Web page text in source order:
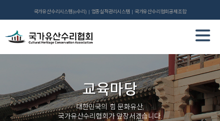
국가유산수리시스템(e수리) 업종실적관리시스템 국가유산수리협회공제조합
교육마당
대한민국의 힘 문화유산,
국가유산수리협회가 앞장서겠습니다.